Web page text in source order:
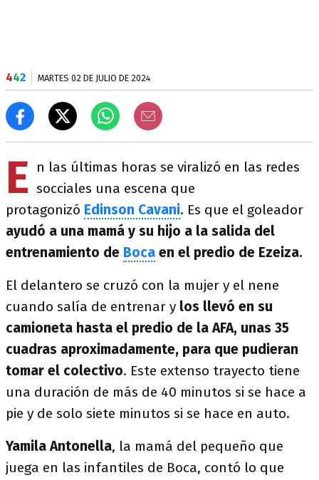
442 MARTES 02 DE JULIO DE 2024
E
n las últimas horas se viralizó en las redes
socciales una escena que
protagonizó Edinson Cavani. Es que el goleador
ayudó a una mamá y su hijo a la salida del
entrenamiento de Boca en el predio de Ezeiza.
El delantero se cruzó con la mujer y el nene
cuando salía de entrenar y los llevó en su
camioneta hasta el predio de la AFA, unas 35
cuadras aproximadamente, para que pudieran
tomar el colectivo. Este extenso trayecto tiene
una duración de más de 40 minutos si se hace a
pie y de solo siete minutos si se hace en auto.
Yamila Antonella, la mamá del pequeño que
juega en las infantiles de Boca, contó lo que